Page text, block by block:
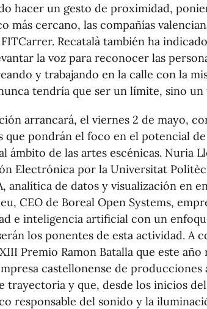
hacer un gesto de proximidad,
más cercano, las compañías
Recatalà también ha
la voz para reconocer las
y trabajando en la calle con la
tendría que ser un límite, sino un
arrancará, el viernes 2 de mayo,
que pondrán el foco en el potencial
ámbito de las artes escénicas. Nuria
Electrónica por la Universitat
analítica de datos y visualización en
CEO de Boreal Open Systems,
e inteligencia artificial con un
los ponentes de esta actividad. A
Premio Ramon Batalla que este año
castellonense de producciones
trayectoria y que, desde los inicios
responsable del sonido y la